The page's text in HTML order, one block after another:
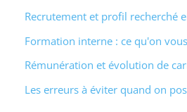
Recrutement et profil recherché
Formation interne : ce qu'on
Rémunération et évolution de
Les erreurs à éviter quand on